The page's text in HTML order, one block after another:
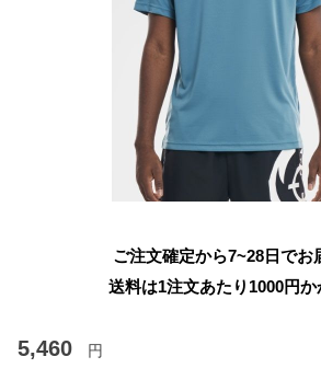
ご注文確定から7~28日でお
送料は1注文あたり 1000円
5,460 円